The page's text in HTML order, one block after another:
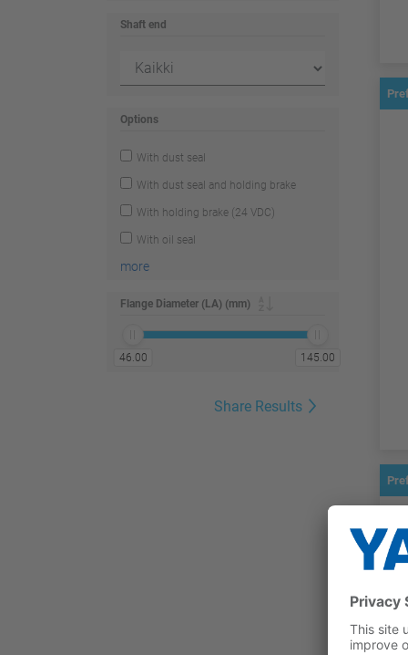
Shaft end
Options
With dust seal
With dust seal and holding brake
With holding brake (24 VDC)
With oil seal
more
Flange Diameter (LA) (mm)
46.00 145.00
Share Results